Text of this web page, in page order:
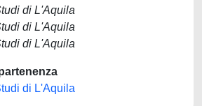
di L'Aquila
di L'Aquila
di L'Aquila
di L'Aquila